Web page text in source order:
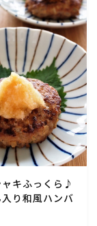
タス・小松
そら豆・え
セロリ・
んこん・
ャキふっくら♪
り和風ハンバ